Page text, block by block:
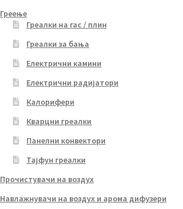
Греење
Греалки на гас / плин
Греалки за бања
Електрични камини
Електрични радијатори
Калорифери
Кварцни греалки
Панелни конвектори
Тајфун греалки
Прочистувачи на воздух
Навлажнувачи на воздух и арома дифузери